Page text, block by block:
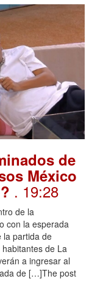
de
México
. 19:28
de la
con la esperada
la partida de
de La
a ingresar al
de […]The post